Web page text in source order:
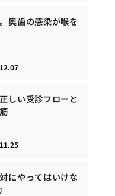
奥歯の感染が喉を
しい受診フローと
にやってはいけな